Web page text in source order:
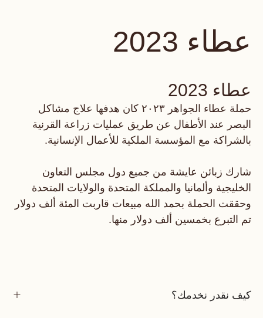
عطاء 2023
عطاء 2023
حملة عطاء الجواهر ٢٠٢٣ كان هدفها علاج مشاكل
البصر عند الأطفال عن طريق عمليات زراعة القرنية
بالشراكة مع المؤسسة الملكية للأعمال الإنسانية.
شارك زبائن عايشة من جميع دول مجلس التعاون
الخليجية وألمانيا والمملكة المتحدة والولايات المتحدة
وحققت الحملة بحمد الله مبيعات قاربت المئة ألف دولار
تم التبرع بخمسين ألف دولار منها.
كيف نقدر نخدمك؟